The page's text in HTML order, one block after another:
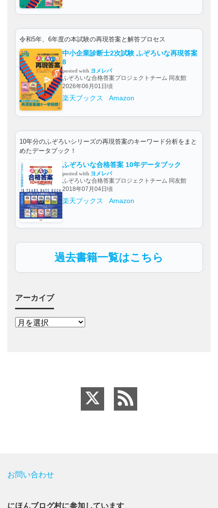
令和5年、6年度の本試験の再現答案と解答プロセス
中小企業診断士2次試験 ふぞろいな再現答案
8
posted with ヨメレバ
ふぞろいな合格答案プロジェクトチーム 同友館
2026年06月01日頃
楽天ブックス Amazon
10年分のふぞろいシリーズの再現答案のキーワード分析をまと
めたデータブック！
ふぞろいな合格答案 10年データブック
posted with ヨメレバ
ふぞろいな合格答案プロジェクトチーム 同友館
2018年07月04日頃
楽天ブックス Amazon
過去書籍一覧はこちら
アーカイブ
お問い合わせ
にほんブログ村に参加しています